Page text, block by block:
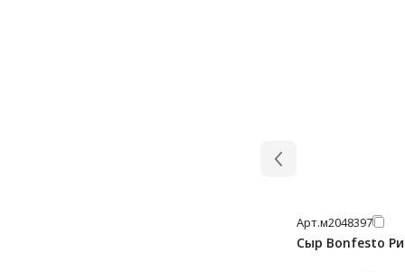
Арт.м2048397
Сыр Bonfesto